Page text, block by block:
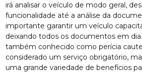
irá analisar o veículo de modo geral,
funcionalidade até a análise da
importante garantir um veículo
deixando todos os documentos em
também conhecido como perícia
considerado um serviço obrigatório,
uma grande variedade de benefícios